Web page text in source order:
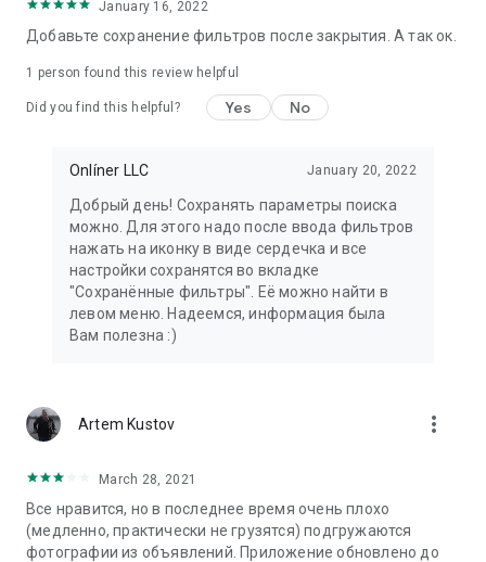
January 16, 2022
Добавьте сохранение фильтров после закрытия. А так ок.
1 person found this review helpful
Did you find this helpful? Yes No
Onlíner LLC January 20, 2022
Добрый день! Сохранять параметры поиска
можно. Для этого надо после ввода фильтров
нажать на иконку в виде сердечка и все
настройки сохранятся во вкладке
"Сохранённые фильтры". Её можно найти в
левом меню. Надеемся, информация была
Вам полезна :)
Artem Kustov more_vert
March 28, 2021
Все нравится, но в последнее время очень плохо
(медленно, практически не грузятся) подгружаются
фотографии из объявлений. Приложение обновлено до